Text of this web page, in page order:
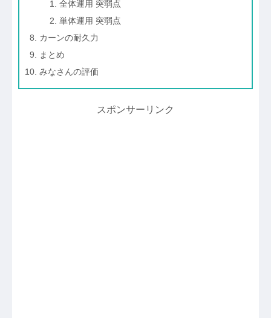
全体運用 突弱点
単体運用 突弱点
カーンの耐久力
まとめ
みなさんの評価
スポンサーリンク